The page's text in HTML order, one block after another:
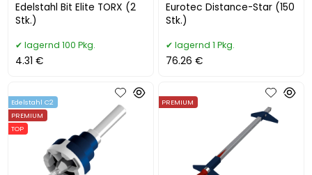
Edelstahl Bit Elite TORX (2
Stk.)
lagernd 100 Pkg.
4.31 €
Eurotec Distance-Star (150
Stk.)
lagernd 1 Pkg.
76.26 €
Edelstahl C2
PREMIUM
TOP
PREMIUM